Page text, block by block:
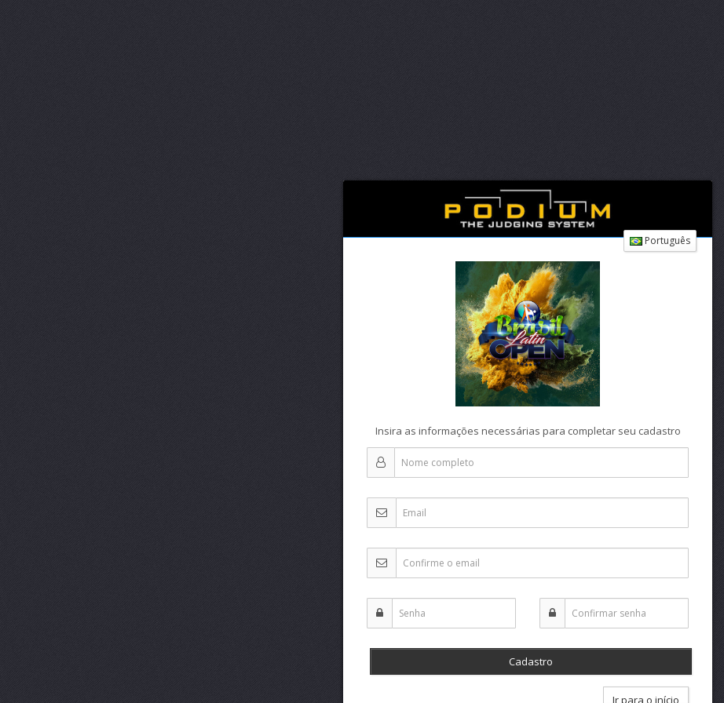
Português
Insira as informações necessárias para completar seu cadastro
Ir para o início